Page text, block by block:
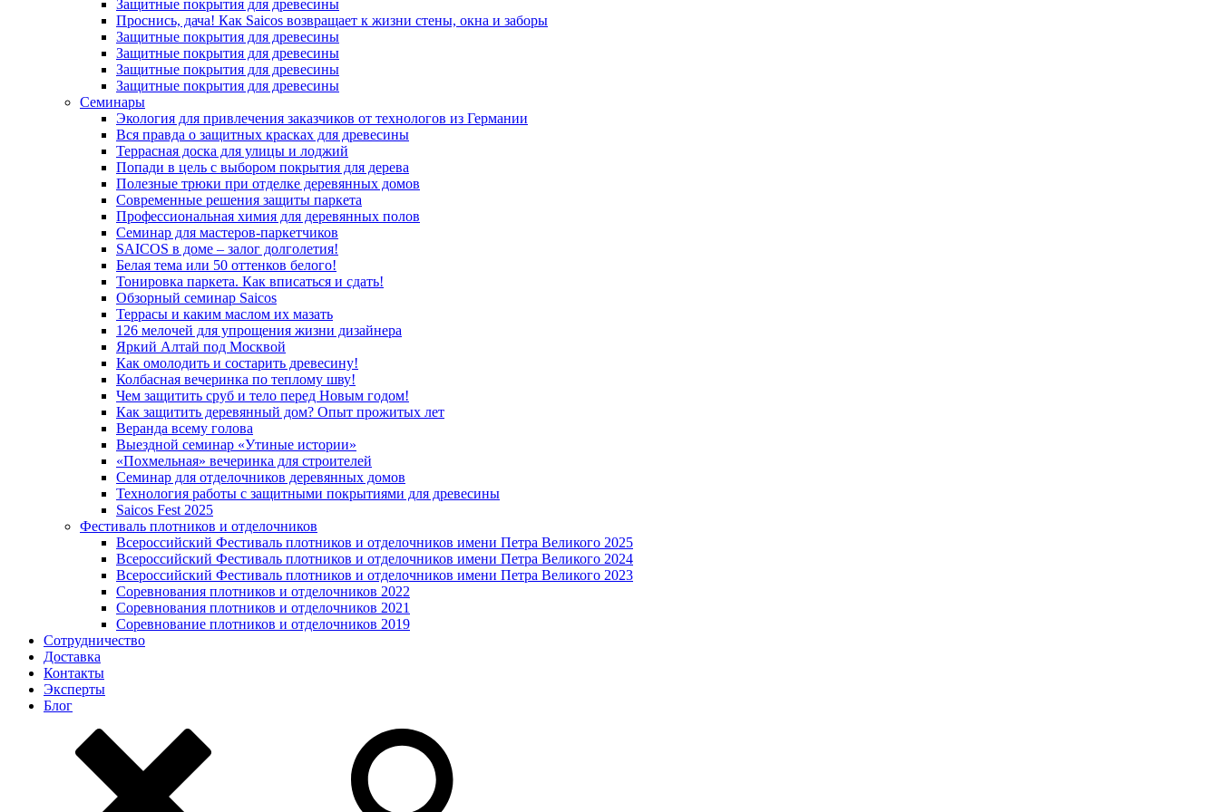
Защитные покрытия для древесины
Проснись, дача! Как Saicos возвращает к жизни стены, окна и заборы
Защитные покрытия для древесины
Защитные покрытия для древесины
Защитные покрытия для древесины
Защитные покрытия для древесины
Семинары
Экология для привлечения заказчиков от технологов из Германии
Вся правда о защитных красках для древесины
Террасная доска для улицы и лоджий
Попади в цель с выбором покрытия для дерева
Полезные трюки при отделке деревянных домов
Современные решения защиты паркета
Профессиональная химия для деревянных полов
Семинар для мастеров-паркетчиков
SAICOS в доме – залог долголетия!
Белая тема или 50 оттенков белого!
Тонировка паркета. Как вписаться и сдать!
Обзорный семинар Saicos
Террасы и каким маслом их мазать
126 мелочей для упрощения жизни дизайнера
Яркий Алтай под Москвой
Как омолодить и состарить древесину!
Колбасная вечеринка по теплому шву!
Чем защитить сруб и тело перед Новым годом!
Как защитить деревянный дом? Опыт прожитых лет
Веранда всему голова
Выездной семинар «Утиные истории»
«Похмельная» вечеринка для строителей
Семинар для отделочников деревянных домов
Технология работы с защитными покрытиями для древесины
Saicos Fest 2025
Фестиваль плотников и отделочников
Всероссийский Фестиваль плотников и отделочников имени Петра Великого 2025
Всероссийский Фестиваль плотников и отделочников имени Петра Великого 2024
Всероссийский Фестиваль плотников и отделочников имени Петра Великого 2023
Соревнования плотников и отделочников 2022
Соревнования плотников и отделочников 2021
Соревнование плотников и отделочников 2019
Сотрудничество
Доставка
Контакты
Эксперты
Блог